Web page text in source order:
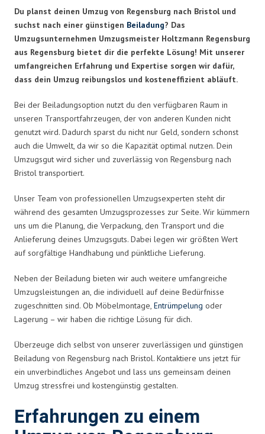
Du planst deinen Umzug von Regensburg nach Bristol und
suchst nach einer günstigen Beiladung? Das
Umzugsunternehmen Umzugsmeister Holtzmann Regensburg
aus Regensburg bietet dir die perfekte Lösung! Mit unserer
umfangreichen Erfahrung und Expertise sorgen wir dafür,
dass dein Umzug reibungslos und kosteneffizient abläuft.
Bei der Beiladungsoption nutzt du den verfügbaren Raum in
unseren Transportfahrzeugen, der von anderen Kunden nicht
genutzt wird. Dadurch sparst du nicht nur Geld, sondern schonst
auch die Umwelt, da wir so die Kapazität optimal nutzen. Dein
Umzugsgut wird sicher und zuverlässig von Regensburg nach
Bristol transportiert.
Unser Team von professionellen Umzugsexperten steht dir
während des gesamten Umzugsprozesses zur Seite. Wir kümmern
uns um die Planung, die Verpackung, den Transport und die
Anlieferung deines Umzugsguts. Dabei legen wir größten Wert
auf sorgfältige Handhabung und pünktliche Lieferung.
Neben der Beiladung bieten wir auch weitere umfangreiche
Umzugsleistungen an, die individuell auf deine Bedürfnisse
zugeschnitten sind. Ob Möbelmontage, Entrümpelung oder
Lagerung – wir haben die richtige Lösung für dich.
Überzeuge dich selbst von unserer zuverlässigen und günstigen
Beiladung von Regensburg nach Bristol. Kontaktiere uns jetzt für
ein unverbindliches Angebot und lass uns gemeinsam deinen
Umzug stressfrei und kostengünstig gestalten.
Erfahrungen zu einem